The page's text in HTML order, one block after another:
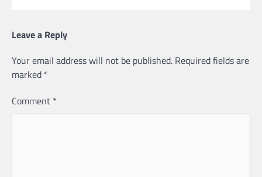
Leave a Reply
Your email address will not be published. Required fields are
marked *
Comment *